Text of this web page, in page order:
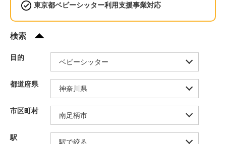
東京都ベビーシッター利用支援事業対応
検索
目的
都道府県
市区町村
駅